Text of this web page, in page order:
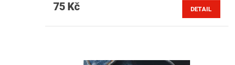
75 Kč DETAIL